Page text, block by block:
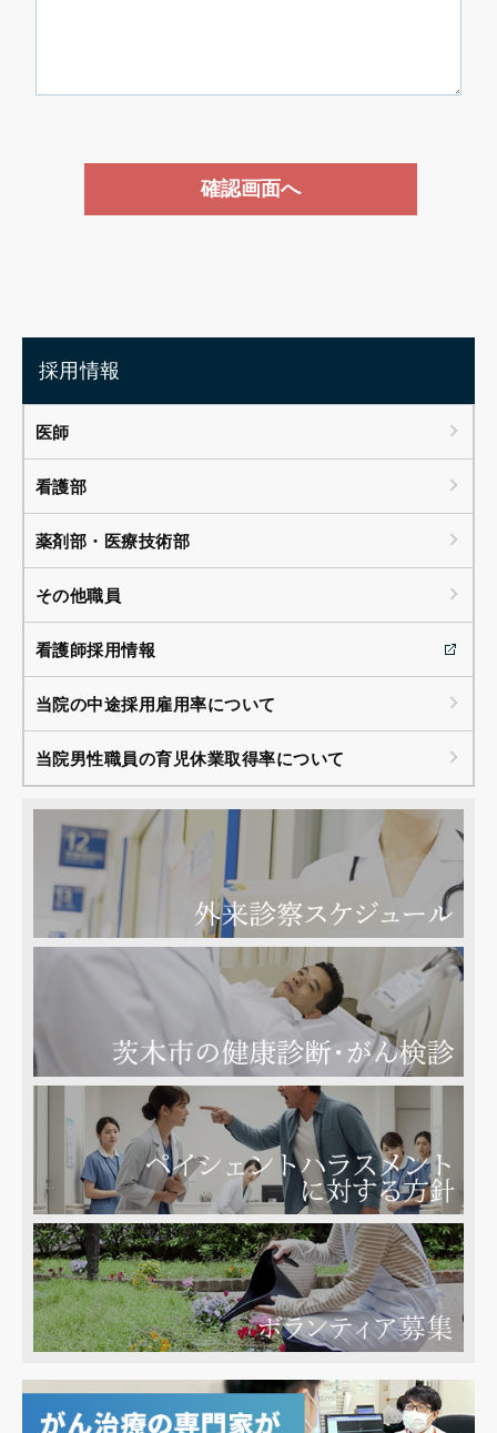
採用情報
医師
看護部
薬剤部・医療技術部
その他職員
看護師採用情報
当院の中途採用雇用率について
当院男性職員の育児休業取得率について